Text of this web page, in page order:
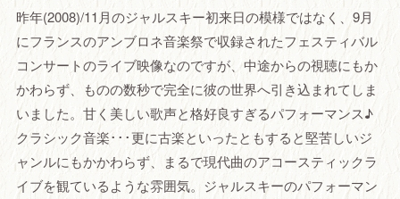
昨年(2008)/11月のジャルスキー初来日の模様ではなく、9月
にフランスのアンブロネ音楽祭で収録されたフェスティバル
コンサートのライブ映像なのですが、中途からの視聴にもか
かわらず、ものの数秒で完全に彼の世界へ引き込まれてしま
いました。甘く美しい歌声と格好良すぎるパフォーマンス♪
クラシック音楽･･･更に古楽といったともすると堅苦しいジ
ャンルにもかかわらず、まるで現代曲のアコースティックラ
イブを観ているような雰囲気。ジャルスキーのパフォーマン